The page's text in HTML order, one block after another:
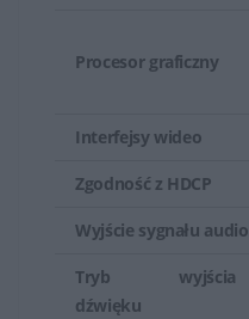
Procesor graficzny
Interfejsy wideo
Zgodność z HDCP
Wyjście sygnału audio
Tryb wyjścia
dźwięku